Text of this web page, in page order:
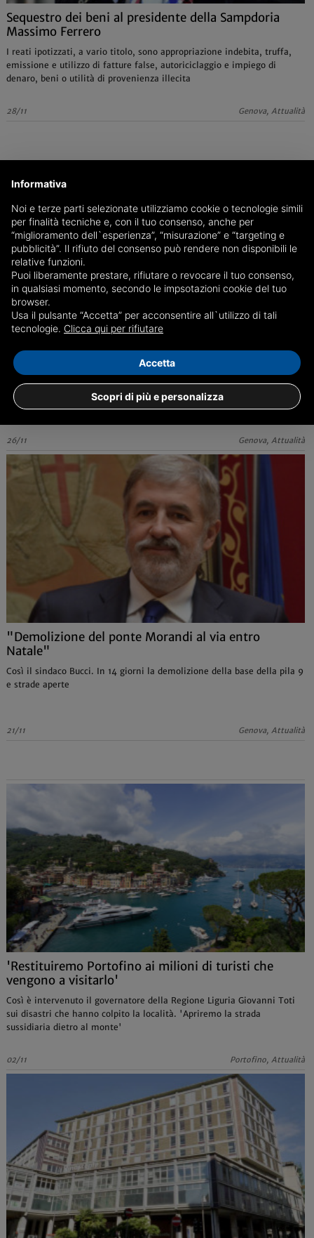
Sequestro dei beni al presidente della Sampdoria
Massimo Ferrero
I reati ipotizzati, a vario titolo, sono appropriazione indebita, truffa,
emissione e utilizzo di fatture false, autoriciclaggio e impiego di
denaro, beni o utilità di provenienza illecita
28/11 Genova, Attualità
Super 'Black Friday' per una giovane ladra
Arrestata una 19enne genovese incensurata, per furto aggravato,
26/11 Genova, Attualità
"Demolizione del ponte Morandi al via entro
Natale"
Così il sindaco Bucci. In 14 giorni la demolizione della base della pila 9
e strade aperte
21/11 Genova, Attualità
'Restituiremo Portofino ai milioni di turisti che
vengono a visitarlo'
Così è intervenuto il governatore della Regione Liguria Giovanni Toti
sui disastri che hanno colpito la località. 'Apriremo la strada
sussidiaria dietro al monte'
02/11 Portofino, Attualità
Informativa
Noi e terze parti selezionate utilizziamo cookie o tecnologie simili
per finalità tecniche e, con il tuo consenso, anche per
“miglioramento dell`esperienza”, “misurazione” e “targeting e
pubblicità”. Il rifiuto del consenso può rendere non disponibili le
relative funzioni.
Puoi liberamente prestare, rifiutare o revocare il tuo consenso,
in qualsiasi momento, secondo le impsotazioni cookie del tuo
browser.
Usa il pulsante “Accetta” per acconsentire all`utilizzo di tali
tecnologie. Clicca qui per rifiutare
Scopri di più e personalizza
Accetta